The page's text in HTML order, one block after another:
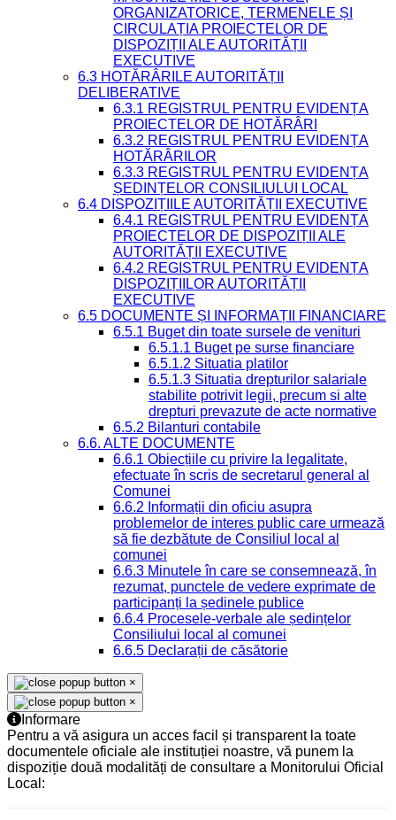
ORGANIZATORICE, TERMENELE ȘI
CIRCULAȚIA PROIECTELOR DE
DISPOZIȚII ALE AUTORITĂȚII
EXECUTIVE
6.3 HOTĂRÂRILE AUTORITĂȚII
DELIBERATIVE
6.3.1 REGISTRUL PENTRU EVIDENȚA
PROIECTELOR DE HOTĂRÂRI
6.3.2 REGISTRUL PENTRU EVIDENȚA
HOTĂRÂRILOR
6.3.3 REGISTRUL PENTRU EVIDENȚA
ȘEDINȚELOR CONSILIULUI LOCAL
6.4 DISPOZIȚIILE AUTORITĂȚII EXECUTIVE
6.4.1 REGISTRUL PENTRU EVIDENȚA
PROIECTELOR DE DISPOZIȚII ALE
AUTORITĂȚII EXECUTIVE
6.4.2 REGISTRUL PENTRU EVIDENȚA
DISPOZIȚIILOR AUTORITĂȚII
EXECUTIVE
6.5 DOCUMENTE ȘI INFORMAȚII FINANCIARE
6.5.1 Buget din toate sursele de venituri
6.5.1.1 Buget pe surse financiare
6.5.1.2 Situatia platilor
6.5.1.3 Situatia drepturilor salariale
stabilite potrivit legii, precum si alte
drepturi prevazute de acte normative
6.5.2 Bilanturi contabile
6.6. ALTE DOCUMENTE
6.6.1 Obiecțiile cu privire la legalitate,
efectuate în scris de secretarul general al
Comunei
6.6.2 Informații din oficiu asupra
problemelor de interes public care urmează
să fie dezbătute de Consiliul local al
comunei
6.6.3 Minutele în care se consemnează, în
rezumat, punctele de vedere exprimate de
participanți la ședinele publice
6.6.4 Procesele-verbale ale ședințelor
Consiliului local al comunei
6.6.5 Declarații de căsătorie
×
×
Informare
Pentru a vă asigura un acces facil și transparent la toate
documentele oficiale ale instituției noastre, vă punem la
dispoziție două modalități de consultare a Monitorului Oficial
Local: